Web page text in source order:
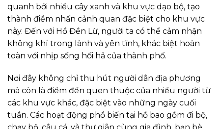
quanh bởi nhiều cây xanh và khu vực dạo bộ, tạo
thành điểm nhấn cảnh quan đặc biệt cho khu vực
này. Đến với Hồ Đền Lừ, người ta có thể cảm nhận
không khí trong lành và yên tĩnh, khác biệt hoàn
toàn với nhịp sống hối hả của thành phố.
Nơi đây không chỉ thu hút người dân địa phương
mà còn là điểm đến quen thuộc của nhiều người từ
các khu vực khác, đặc biệt vào những ngày cuối
tuần. Các hoạt động phổ biến tại hồ bao gồm đi bộ,